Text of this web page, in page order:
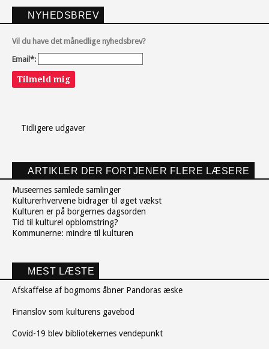
NYHEDSBREV
Vil du have det månedlige nyhedsbrev?
Email*:
Tilmeld mig
Tidligere udgaver
ARTIKLER DER FORTJENER FLERE LÆSERE
Museernes samlede samlinger
Kulturerhvervene bidrager til øget vækst
Kulturen er på borgernes dagsorden
Tid til kulturel opblomstring?
Kommunerne: mindre til kulturen
MEST LÆSTE
Afskaffelse af bogmoms åbner Pandoras æske
Finanslov som kulturens gavebod
Covid-19 blev bibliotekernes vendepunkt